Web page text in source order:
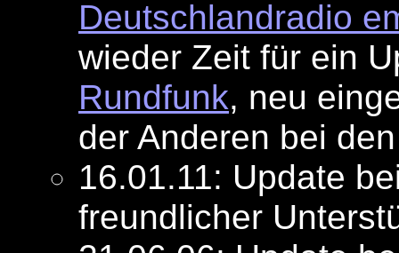
Deutschlandradio
wieder Zeit für ein
Rundfunk, neu
der Anderen bei
16.01.11: Update
freundlicher